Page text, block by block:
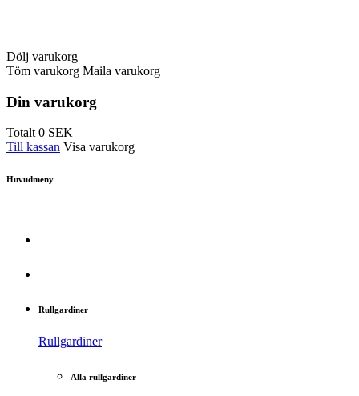
Dölj varukorg
Töm varukorg Maila varukorg
Din varukorg
Totalt0 SEK
Till kassan Visa varukorg
Huvudmeny
Rullgardiner
Rullgardiner
Alla rullgardiner